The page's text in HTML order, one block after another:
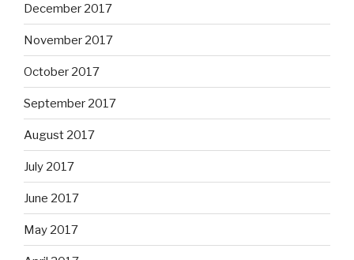
December 2017
November 2017
October 2017
September 2017
August 2017
July 2017
June 2017
May 2017